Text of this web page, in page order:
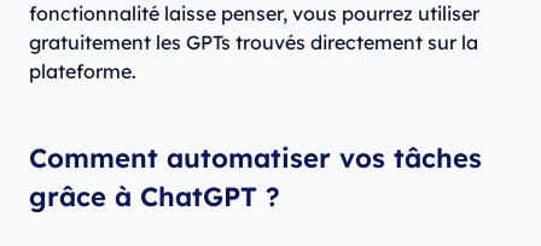
fonctionnalité laisse penser, vous pourrez utiliser
gratuitement les GPTs trouvés directement sur la
plateforme.
Comment automatiser vos tâches
grâce à ChatGPT ?